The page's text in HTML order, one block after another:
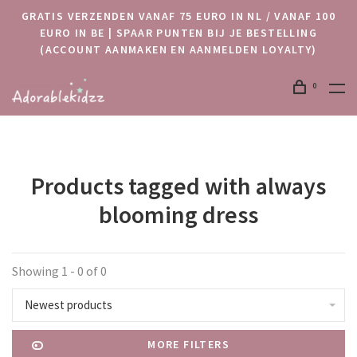
GRATIS VERZENDEN VANAF 75 EURO IN NL / VANAF 100
EURO IN BE | SPAAR PUNTEN BIJ JE BESTELLING
(ACCOUNT AANMAKEN EN AANMELDEN LOYALTY)
0
Products tagged with always
blooming dress
Showing 1 - 0 of 0
Newest products
MORE FILTERS